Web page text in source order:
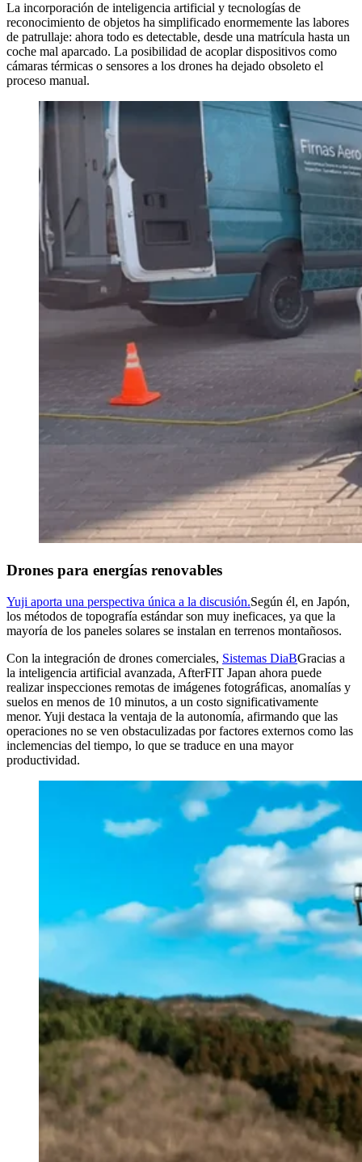
La incorporación de inteligencia artificial y tecnologías de
reconocimiento de objetos ha simplificado enormemente las labores
de patrullaje: ahora todo es detectable, desde una matrícula hasta un
coche mal aparcado. La posibilidad de acoplar dispositivos como
cámaras térmicas o sensores a los drones ha dejado obsoleto el
proceso manual.
Drones para energías renovables
Yuji aporta una perspectiva única a la discusión.Según él, en Japón,
los métodos de topografía estándar son muy ineficaces, ya que la
mayoría de los paneles solares se instalan en terrenos montañosos.
Con la integración de drones comerciales, Sistemas DiaBGracias a
la inteligencia artificial avanzada, AfterFIT Japan ahora puede
realizar inspecciones remotas de imágenes fotográficas, anomalías y
suelos en menos de 10 minutos, a un costo significativamente
menor. Yuji destaca la ventaja de la autonomía, afirmando que las
operaciones no se ven obstaculizadas por factores externos como las
inclemencias del tiempo, lo que se traduce en una mayor
productividad.